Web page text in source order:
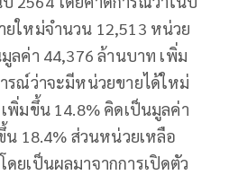
ยใหม่จำนวน 12,513 หน่วย
ลค่า 44,376 ล้านบาท เพิ่ม
รณ์ว่าจะมีหน่วยขายได้ใหม่
พิ่มขึ้น 14.8% คิดเป็นมูลค่า
18.4% ส่วนหน่วยเหลือ
ยเป็นผลมาจากการเปิดตัว